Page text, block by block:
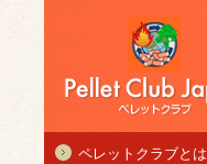
ペレットクラブとは